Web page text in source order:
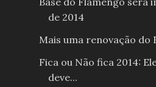
de 2014
Mais uma renovação do
Fica ou Não fica 2014:
deve...